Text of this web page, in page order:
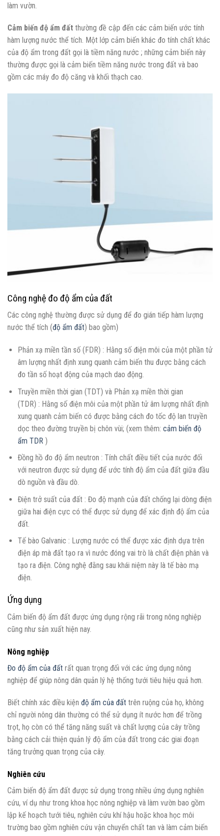
làm vườn.
Cảm biến độ ẩm đất thường đề cập đến các cảm biến ước tính
hàm lượng nước thể tích. Một lớp cảm biến khác đo tính chất khác
của độ ẩm trong đất gọi là tiềm năng nước ; những cảm biến này
thường được gọi là cảm biến tiềm năng nước trong đất và bao
gồm các máy đo độ căng và khối thạch cao.
Công nghệ đo độ ẩm của đất
Các công nghệ thường được sử dụng để đo gián tiếp hàm lượng
nước thể tích (độ ẩm đất) bao gồm)
Phản xạ miền tần số (FDR) : Hằng số điện môi của một phần tử
âm lượng nhất định xung quanh cảm biến thu được bằng cách
đo tần số hoạt động của mạch dao động.
Truyền miền thời gian (TDT) và Phản xạ miền thời gian
(TDR) : Hằng số điện môi của một phần tử âm lượng nhất định
xung quanh cảm biến có được bằng cách đo tốc độ lan truyền
dọc theo đường truyền bị chôn vùi; (xem thêm: cảm biến độ
ẩm TDR )
Đồng hồ đo độ ẩm neutron : Tính chất điều tiết của nước đối
với neutron được sử dụng để ước tính độ ẩm của đất giữa đầu
dò nguồn và đầu dò.
Điện trở suất của đất : Đo độ mạnh của đất chống lại dòng điện
giữa hai điện cực có thể được sử dụng để xác định độ ẩm của
đất.
Tế bào Galvanic : Lượng nước có thể được xác định dựa trên
điện áp mà đất tạo ra vì nước đóng vai trò là chất điện phân và
tạo ra điện. Công nghệ đằng sau khái niệm này là tế bào mạ
điện.
Ứng dụng
Cảm biến độ ẩm đất được ứng dụng rộng rãi trong nông nghiệp
cũng như sản xuất hiện nay.
Nông nghiệp
Đo độ ẩm của đất rất quan trọng đối với các ứng dụng nông
nghiệp để giúp nông dân quản lý hệ thống tưới tiêu hiệu quả hơn.
Biết chính xác điều kiện độ ẩm của đất trên ruộng của họ, không
chỉ người nông dân thường có thể sử dụng ít nước hơn để trồng
trọt, họ còn có thể tăng năng suất và chất lượng của cây trồng
bằng cách cải thiện quản lý độ ẩm của đất trong các giai đoạn
tăng trưởng quan trọng của cây.
Nghiên cứu
Cảm biến độ ẩm đất được sử dụng trong nhiều ứng dụng nghiên
cứu, ví dụ như trong khoa học nông nghiệp và làm vườn bao gồm
lập kế hoạch tưới tiêu, nghiên cứu khí hậu hoặc khoa học môi
trường bao gồm nghiên cứu vận chuyển chất tan và làm cảm biến